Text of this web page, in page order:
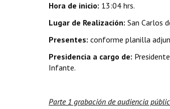
Hora de inicio: 13:04 hrs.
Lugar de Realización: San Carlos
Presentes: conforme planilla
Presidencia a cargo de:
Infante.
Parte 1 grabación de audiencia